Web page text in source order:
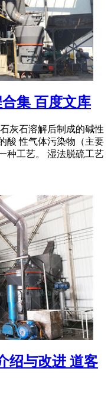
集 百度文库
灰石溶解后制成的碱性
酸 性气体污染物（主要
种工艺。 湿法脱硫工艺
绍与改进 道客